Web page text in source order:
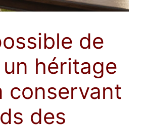
de
héritage
conservant
des